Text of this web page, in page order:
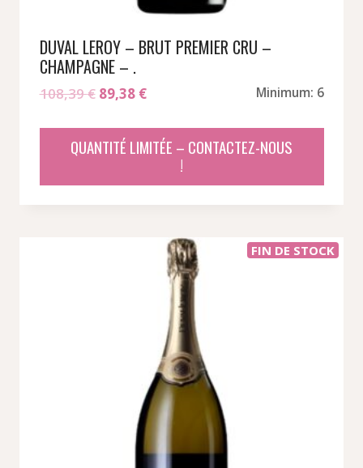
DUVAL LEROY – BRUT PREMIER CRU –
CHAMPAGNE – .
108,39€ Le
initial
était :
89,38 €Le
actuel
est :
Minimum: 6
QUANTITÉ LIMITÉE – CONTACTEZ-NOUS
!
FIN DE STOCK